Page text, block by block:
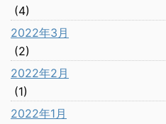
(4)
2022年3月
(2)
2022年2月
(1)
2022年1月